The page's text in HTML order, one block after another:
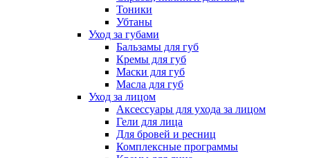
Тоники
Убтаны
Уход за губами
Бальзамы для губ
Кремы для губ
Маски для губ
Масла для губ
Уход за лицом
Аксессуары для ухода за лицом
Гели для лица
Для бровей и ресниц
Комплексные программы